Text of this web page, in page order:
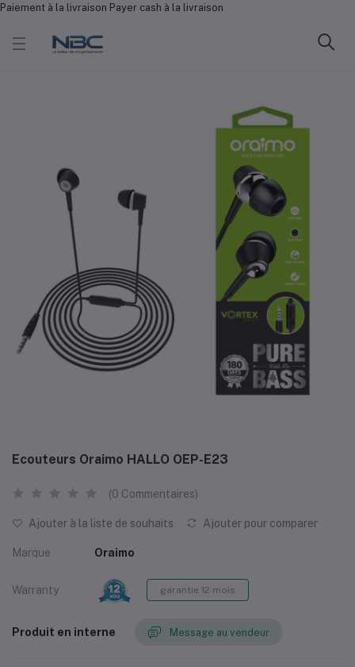
Paiement à la livraison Payer cash à la livraison
Ecouteurs Oraimo HALLO OEP-E23
(0 Commentaires)
Ajouter à la liste de souhaits Ajouter pour comparer
Marque Oraimo
Warranty garantie 12 mois
Produit en interne Message au vendeur